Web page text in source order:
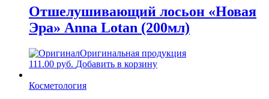
Отшелушивающий лосьон «Новая
Эра» Anna Lotan (200мл)
Оригинальная продукция
111.00 руб. Добавить в корзину
Косметология